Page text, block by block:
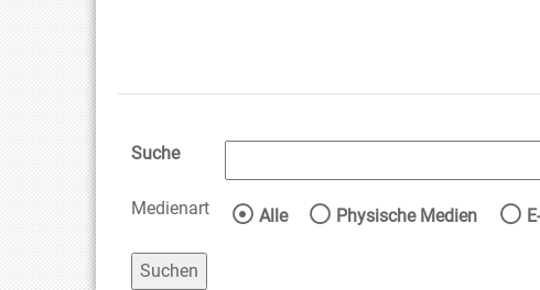
Suche
Medienart Wählen Sie die Medienart
Alle Physische Medien